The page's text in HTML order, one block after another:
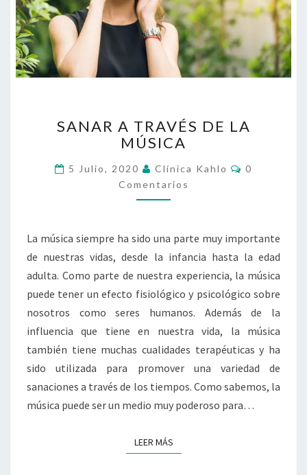
A
TRAVÉS
LA
MÚSICA
SANAR A TRAVÉS DE LA
MÚSICA
5 Julio, 2020 Clínica Kahlo
0
Comentarios
La música siempre ha sido una parte muy importante
de nuestras vidas, desde la infancia hasta la edad
adulta. Como parte de nuestra experiencia, la música
puede tener un efecto fisiológico y psicológico sobre
nosotros como seres humanos. Además de la
influencia que tiene en nuestra vida, la música
también tiene muchas cualidades terapéuticas y ha
sido utilizada para promover una variedad de
sanaciones a través de los tiempos. Como sabemos, la
música puede ser un medio muy poderoso para…
LEER MÁSLEER MÁS